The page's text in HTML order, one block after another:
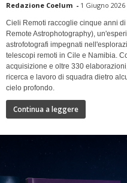
Redazione Coelum - 1 Giugno 2026
Cieli Remoti raccoglie cinque anni
Remote Astrophotography),
astrofotografi impegnati
telescopi remoti in Cile e Namibia.
acquisizione e oltre 330
ricerca e lavoro di squadra dietro
cielo profondo.
Continua a leggere